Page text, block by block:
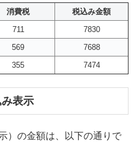
消費税
税込み金額
711
7830
569
7688
355 7474
表示
）の金額は、以下の通りで